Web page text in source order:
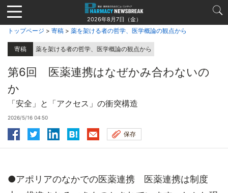
Jump
to
navigation
2026年8月7日（金）
トップページ > 寄稿 > 薬を架ける者の哲学、医学概論の観点から
寄稿 薬を架ける者の哲学、医学概論の観点から
第6回 医薬連携はなぜかみ合わないの
か
「安全」と「アクセス」の衝突構造
2026/5/16 04:50
保存
●アポリアのなかでの医薬連携 医薬連携は制度